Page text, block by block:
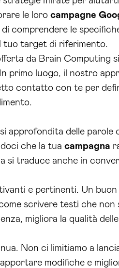
le loro campagne
comprendere le
tuo target di riferimento.
da Brain Computing
primo luogo, il nostro
contatto con te per
approfondita delle
che la tua campagna
si traduce anche in
e pertinenti. Un
scrivere testi che non
migliora la qualità
Non ci limitiamo a
modifiche e